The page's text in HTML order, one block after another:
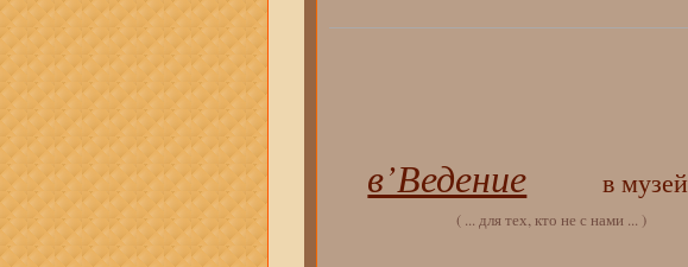
в’Ведение в музей
( ... для тех, кто не с нами ... )